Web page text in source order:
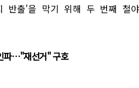
반출'을 막기 위해 두 번째 철
파…"재선거" 구호